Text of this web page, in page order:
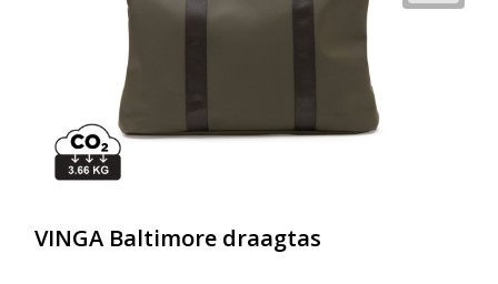
VINGA Baltimore draagtas